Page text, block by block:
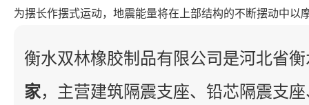
为摆长作摆式运动，地震能量将在上部结构的不断摆动中以
衡水双林橡胶制品有限公司是河北省
家，主营建筑隔震支座、铅芯隔震支